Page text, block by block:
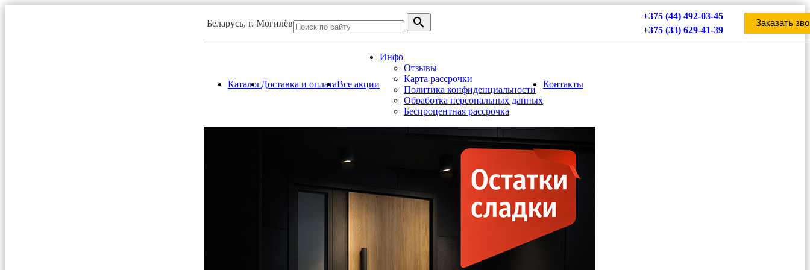
Беларусь, г. Могилёв
+375 (44) 492-03-45
+375 (33) 629-41-39
Заказать
КаталогДоставка и оплатаВсе акции
Инфо
Отзывы
Карта рассрочки
Политика конфиденциальности
Обработка персональных данных
Беспроцентная рассрочка
Контакты